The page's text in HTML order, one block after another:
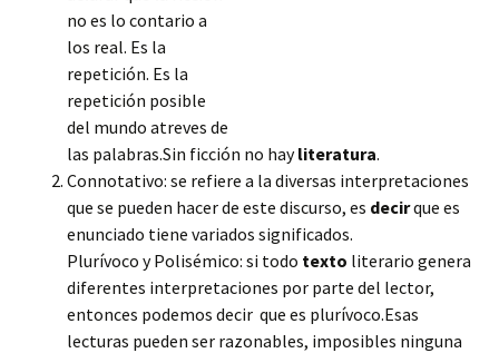
no es lo contario a
los real. Es la
repetición. Es la
repetición posible
del mundo atreves de
las palabras.Sin ficción no hayliteratura.
Connotativo: se refiere a la diversas interpretaciones
que se pueden hacer de este discurso, es decirque es
enunciado tiene variados significados.
Plurívoco y Polisémico: si todo texto literario genera
diferentes interpretaciones por parte del lector,
entonces podemos decir que es plurívoco.Esas
lecturas pueden ser razonables, imposibles ninguna